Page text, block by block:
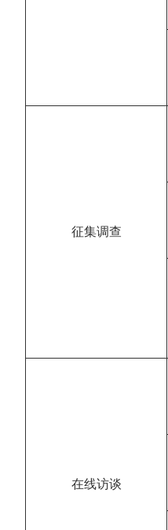
征集调查
在线访谈